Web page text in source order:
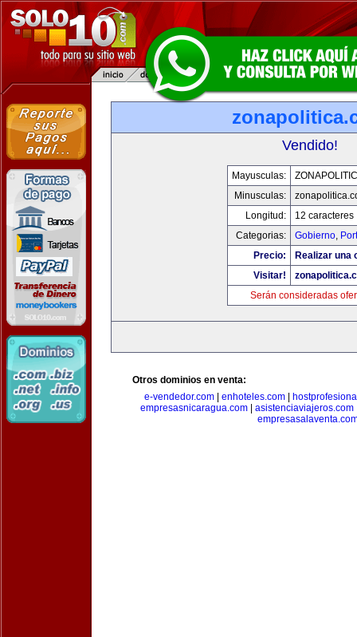
Vendido!
Mayusculas:
Minusculas:
Longitud:
12 caracteres
Categorias:
Gobierno,
Precio:
Realizar una
Visitar!
Serán consideradas
Otros dominios en venta:
e-vendedor.com| enhoteles.com|
empresasnicaragua.com| asistenciaviajeros.com